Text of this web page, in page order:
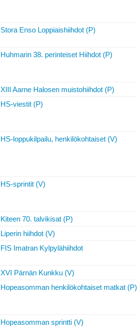
Stora Enso Loppiaishiihdot (P)
Huhmarin 38. perinteiset Hiihdot (P)
XIII Aarne Halosen muistohiihdot (P)
HS-viestit (P)
HS-loppukilpailu, henkilökohtaiset (V)
HS-sprintit (V)
Kiteen 70. talvikisat (P)
Liperin hiihdot (V)
FIS Imatran Kylpylähiihdot
XVI Pärnän Kunkku (V)
Hopeasomman henkilökohtaiset matkat (P)
Hopeasomman sprintti (V)